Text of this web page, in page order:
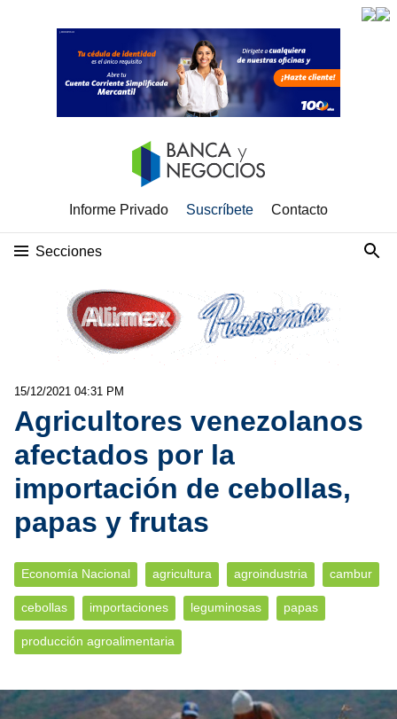
Informe Privado Suscríbete Contacto
Secciones
15/12/2021 04:31 PM
Agricultores venezolanos
afectados por la
importación de cebollas,
papas y frutas
Economía Nacional agricultura agroindustria cambur
cebollas importaciones leguminosas papas
producción agroalimentaria